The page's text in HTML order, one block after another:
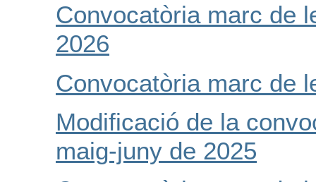
Convocatòria marc de
2026
Convocatòria marc de
Modificació de la
maig-juny de 2025